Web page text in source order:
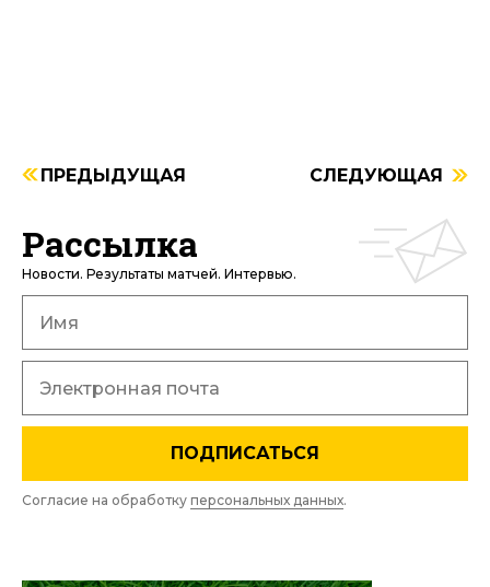
ПРЕДЫДУЩАЯ СЛЕДУЮЩАЯ
Рассылка
Новости. Результаты матчей. Интервью.
ПОДПИСАТЬСЯ
Согласие на обработку персональных данных.